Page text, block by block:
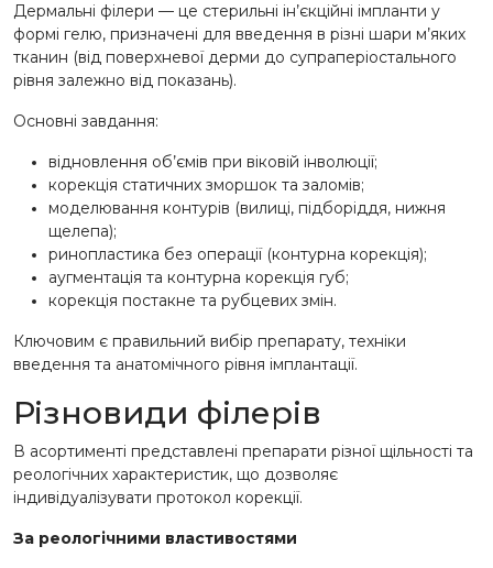
Дермальні філери — це стерильні ін’єкційні імпланти у
формі гелю, призначені для введення в різні шари м’яких
тканин (від поверхневої дерми до супраперіостального
рівня залежно від показань).
Основні завдання:
відновлення об’ємів при віковій інволюції;
корекція статичних зморшок та заломів;
моделювання контурів (вилиці, підборіддя, нижня
щелепа);
ринопластика без операції (контурна корекція);
аугментація та контурна корекція губ;
корекція постакне та рубцевих змін.
Ключовим є правильний вибір препарату, техніки
введення та анатомічного рівня імплантації.
Різновиди філерів
В асортименті представлені препарати різної щільності та
реологічних характеристик, що дозволяє
індивідуалізувати протокол корекції.
За реологічними властивостями